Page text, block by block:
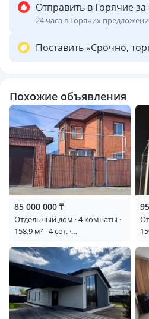
Отправить в Горячие за
24 часа в Горячих
Поставить «Срочно,
Похожие объявления
85 000 000 ₸
Отдельный дом · 4 комнаты ·
158.9 м² · 4 сот. ·